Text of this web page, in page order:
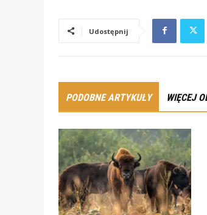
Udostępnij
PODOBNE ARTYKUŁY WIĘCEJ